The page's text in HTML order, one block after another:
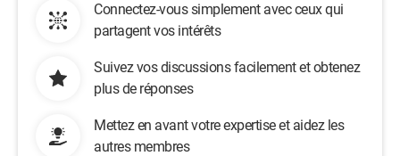
Connectez-vous simplement avec ceux qui
partagent vos intérêts
Suivez vos discussions facilement et obtenez
plus de réponses
Mettez en avant votre expertise et aidez les
autres membres